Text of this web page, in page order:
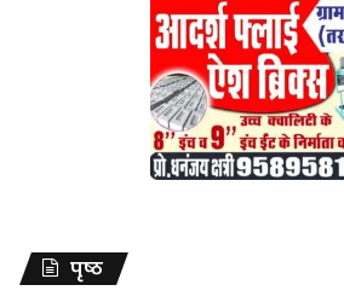
पृष्ठ